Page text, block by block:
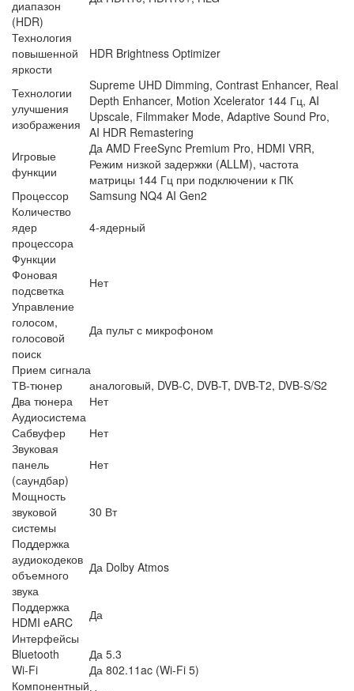
диапазон
(HDR)
Технология
повышенной
яркости
HDR Brightness Optimizer
Технологии
улучшения
изображения
Supreme UHD Dimming, Contrast Enhancer, Real
Depth Enhancer, Motion Xcelerator 144 Гц, AI
Upscale, Filmmaker Mode, Adaptive Sound Pro,
AI HDR Remastering
Игровые
функции
Да AMD FreeSync Premium Pro, HDMI VRR,
Режим низкой задержки (ALLM), частота
матрицы 144 Гц при подключении к ПК
Процессор
Samsung NQ4 AI Gen2
Количество
ядер
процессора
4-ядерный
Функции
Фоновая
подсветка
Нет
Управление
голосом,
голосовой
поиск
Да пульт с микрофоном
Прием сигнала
ТВ-тюнер
аналоговый, DVB-C, DVB-T, DVB-T2, DVB-S/S2
Два тюнера
Нет
Аудиосистема
Сабвуфер
Нет
Звуковая
панель
(саундбар)
Нет
Мощность
звуковой
системы
30 Вт
Поддержка
аудиокодеков
объемного
звука
Да Dolby Atmos
Поддержка
HDMI eARC
Да
Интерфейсы
Bluetooth
Да 5.3
Wi-Fi
Да 802.11ac (Wi-Fi 5)
Компонентный